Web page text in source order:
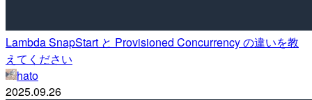
Lambda SnapStart と Provisioned Concurrency の違いを教
えてください
hato
2025.09.26